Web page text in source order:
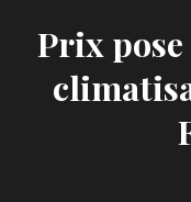
Prix